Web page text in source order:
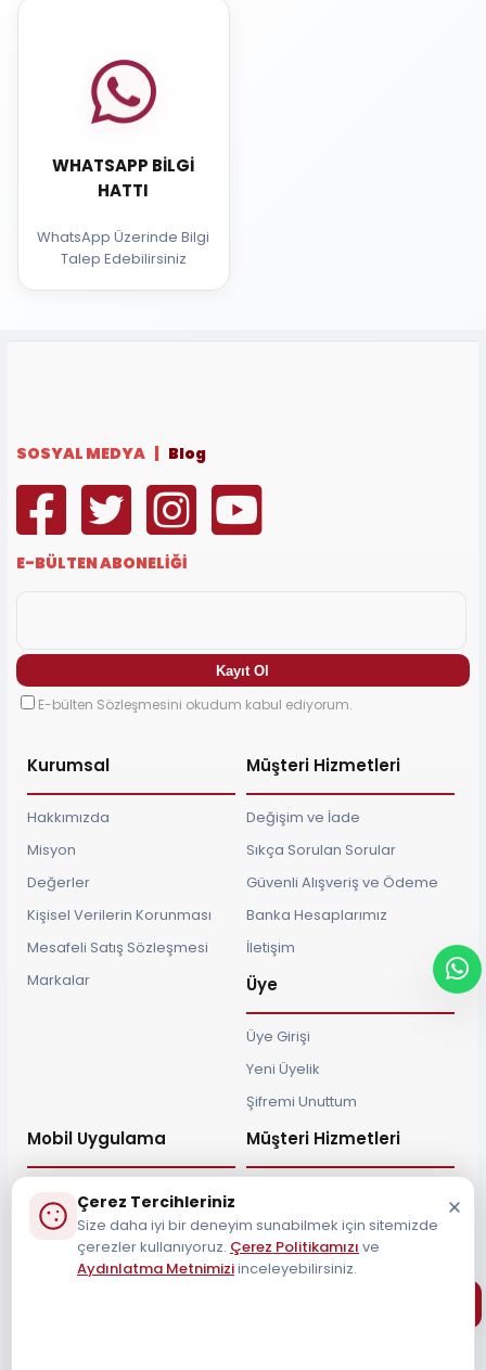
WHATSAPP BILGI
HATTI
WhatsApp Üzerinde Bilgi
Talep Edebilirsiniz
SOSYAL MEDYA | Blog
E-BÜLTEN ABONELİĞİ
E-bülten Sözleşmesini okudum kabul ediyorum.
Kurumsal
Hakkımızda
Misyon
Değerler
Kişisel Verilerin Korunması
Mesafeli Satış Sözleşmesi
Markalar
Müşteri Hizmetleri
Değişim ve İade
Sıkça Sorulan Sorular
Güvenli Alışveriş ve Ödeme
Banka Hesaplarımız
İletişim
Üye
Üye Girişi
Yeni Üyelik
Şifremi Unuttum
Mobil Uygulama Müşteri Hizmetleri
Müşteri Destek Hattı
Çerez Tercihleriniz
Size daha iyi bir deneyim sunabilmek için sitemizde
çerezler kullanıyoruz. Çerez Politikamızı ve
Aydınlatma Metnimiziinceleyebilirsiniz.